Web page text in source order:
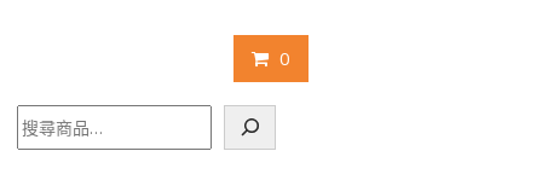
0
尋